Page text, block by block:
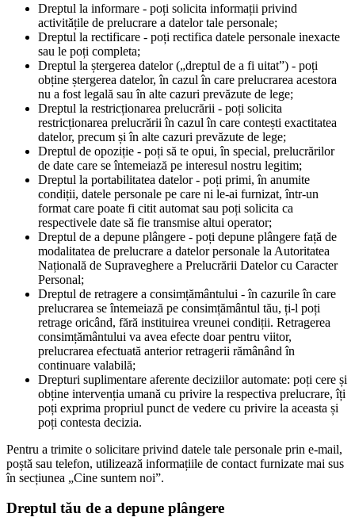
Dreptul la informare - poți solicita informații privind
activitățile de prelucrare a datelor tale personale;
Dreptul la rectificare - poți rectifica datele personale inexacte
sau le poți completa;
Dreptul la ștergerea datelor („dreptul de a fi uitat”) - poți
obține ștergerea datelor, în cazul în care prelucrarea acestora
nu a fost legală sau în alte cazuri prevăzute de lege;
Dreptul la restricționarea prelucrării - poți solicita
restricționarea prelucrării în cazul în care contești exactitatea
datelor, precum și în alte cazuri prevăzute de lege;
Dreptul de opoziție - poți să te opui, în special, prelucrărilor
de date care se întemeiază pe interesul nostru legitim;
Dreptul la portabilitatea datelor - poți primi, în anumite
condiții, datele personale pe care ni le-ai furnizat, într-un
format care poate fi citit automat sau poți solicita ca
respectivele date să fie transmise altui operator;
Dreptul de a depune plângere - poți depune plângere față de
modalitatea de prelucrare a datelor personale la Autoritatea
Națională de Supraveghere a Prelucrării Datelor cu Caracter
Personal;
Dreptul de retragere a consimțământului - în cazurile în care
prelucrarea se întemeiază pe consimțământul tău, ți-l poți
retrage oricând, fără instituirea vreunei condiții. Retragerea
consimțământului va avea efecte doar pentru viitor,
prelucrarea efectuată anterior retragerii rămânând în
continuare valabilă;
Drepturi suplimentare aferente deciziilor automate: poți cere și
obține intervenția umană cu privire la respectiva prelucrare, îți
poți exprima propriul punct de vedere cu privire la aceasta și
poți contesta decizia.
Pentru a trimite o solicitare privind datele tale personale prin e-mail,
poștă sau telefon, utilizează informațiile de contact furnizate mai sus
în secțiunea „Cine suntem noi”.
Dreptul tău de a depune plângere